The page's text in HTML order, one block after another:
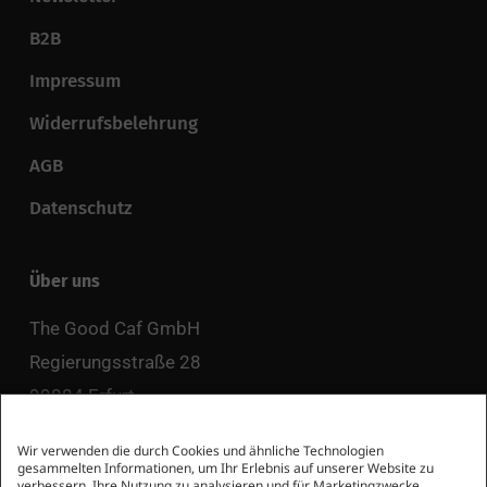
B2B
Impressum
Widerrufsbelehrung
AGB
Datenschutz
Über uns
The Good Caf GmbH
Regierungsstraße 28
99084 Erfurt
info@no-coffee.de
Wir verwenden die durch Cookies und ähnliche Technologien
gesammelten Informationen, um Ihr Erlebnis auf unserer Website zu